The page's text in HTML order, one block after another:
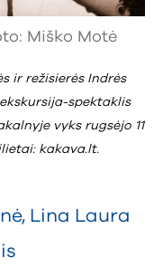
Miško Motė
ir režisierės Indrės
spektaklis
vyks rugsėjo 11
kakava.lt.
, Lina Laura